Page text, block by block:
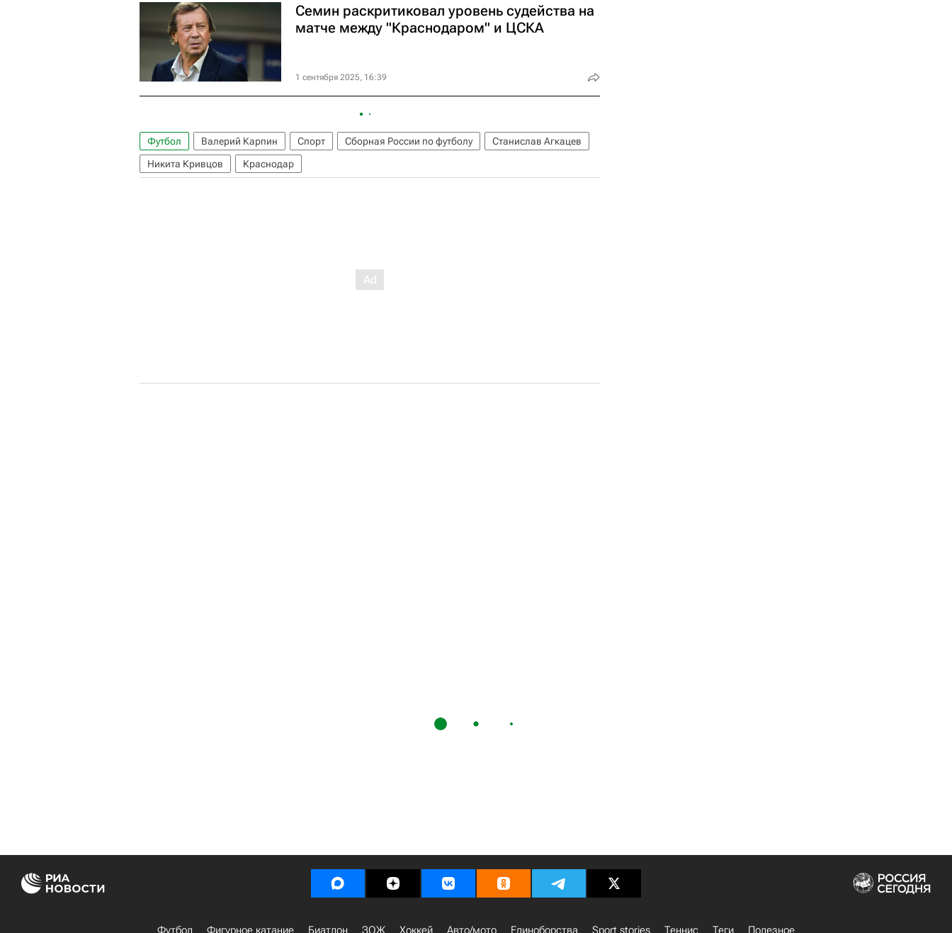
Семин раскритиковал уровень судейства на
матче между "Краснодаром" и ЦСКА
1 сентября 2025, 16:39
Футбол Валерий Карпин Спорт Сборная России по футболу
Станислав Агкацев
Никита Кривцов
Краснодар
Футбол Фигурное катание Биатлон ЗОЖ Хоккей Авто/мото Единоборства Sport stories Теннис Теги Полезное